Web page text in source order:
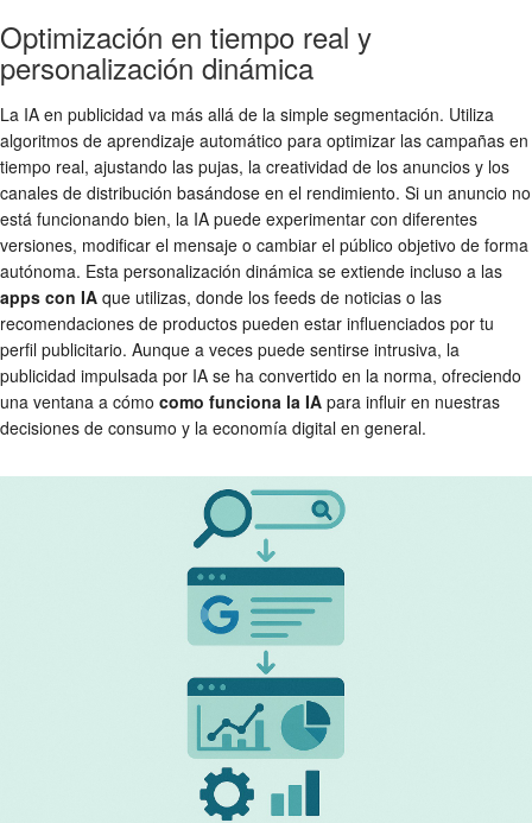
Optimización en tiempo real y
personalización dinámica
La IA en publicidad va más allá de la simple segmentación. Utiliza
algoritmos de aprendizaje automático para optimizar las campañas en
tiempo real, ajustando las pujas, la creatividad de los anuncios y los
canales de distribución basándose en el rendimiento. Si un anuncio no
está funcionando bien, la IA puede experimentar con diferentes
versiones, modificar el mensaje o cambiar el público objetivo de forma
autónoma. Esta personalización dinámica se extiende incluso a las
apps con IA que utilizas, donde los feeds de noticias o las
recomendaciones de productos pueden estar influenciados por tu
perfil publicitario. Aunque a veces puede sentirse intrusiva, la
publicidad impulsada por IA se ha convertido en la norma, ofreciendo
una ventana a cómo como funciona la IA para influir en nuestras
decisiones de consumo y la economía digital en general.